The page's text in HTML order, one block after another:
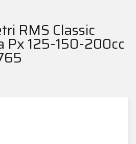
RMS Classic
Px 125-150-200cc